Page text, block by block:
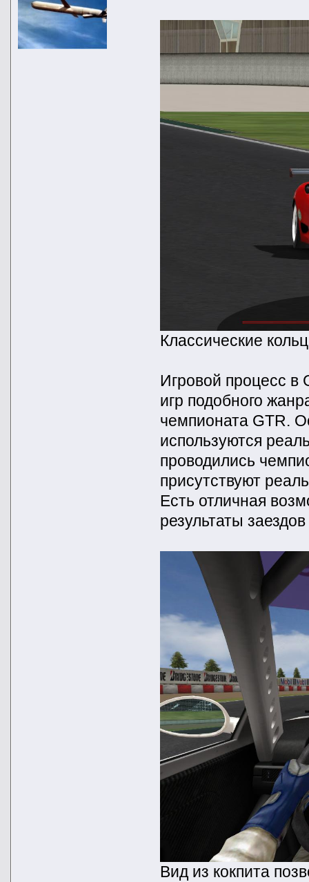
Классические
Игровой процесс в
игр подобного
чемпионата GTR.
используются
проводились
присутствуют
Есть отличная
результаты
Вид из кокпита